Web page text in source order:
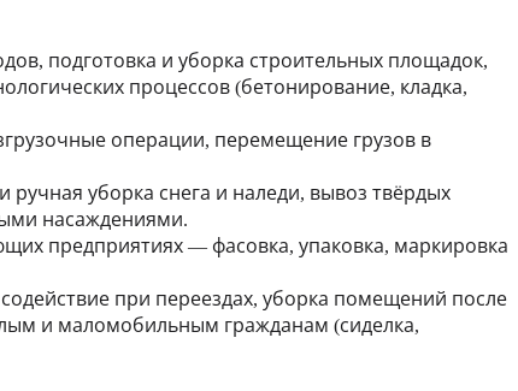
подготовка и уборка строительных площадок,
процессов (бетонирование, кладка,
операции, перемещение грузов в
уборка снега и наледи, вывоз твёрдых
насаждениями.
предприятиях — фасовка, упаковка, маркировка
при переездах, уборка помещений после
и маломобильным гражданам (сиделка,